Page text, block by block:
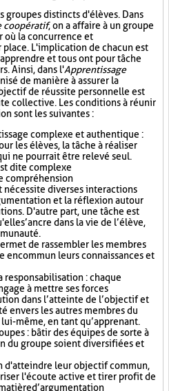
groupes distincts d'élèves. Dans
coopératif, on a affaire à un groupe
où la concurrence et
L'implication de chacun est
et tous ont pour tâche
Ainsi, dans l'Apprentissage
de manière à assurer la
de réussite personnelle est
collective. Les conditions à réunir
sont les suivantes :
complexe et authentique :
les élèves, la tâche à réaliser
ne pourrait être relevé seul.
dite complexe
compréhension
diverses interactions
et la réflexion autour
D'autre part, une tâche est
s’ancre dans la vie de l’élève,
de rassembler les membres
commun leurs connaissances et
responsabilisation : chaque
à mettre ses forces
dans l’atteinte de l’objectif et
envers les autres membres du
même, en tant qu’apprenant.
: bâtir des équipes de sorte à
du groupe soient diversifiées et
d'atteindre leur objectif commun,
l'écoute active et tirer profit de
d’argumentation